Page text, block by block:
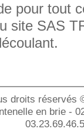
pour tout
site SAS
droits réservés
en brie -